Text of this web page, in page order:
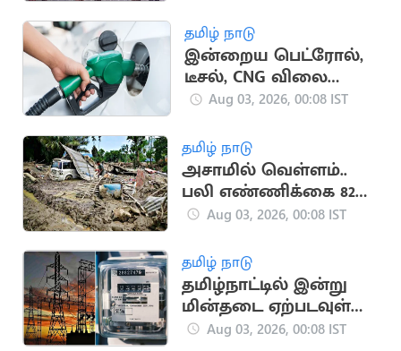
தமிழ் நாடு
இன்றைய பெட்ரோல்,
டீசல், CNG விலை
நிலவரம்
Aug 03, 2026, 00:08 IST
தமிழ் நாடு
அசாமில் வெள்ளம்..
பலி எண்ணிக்கை 82
ஆக உயர்வு
Aug 03, 2026, 00:08 IST
தமிழ் நாடு
தமிழ்நாட்டில் இன்று
மின்தடை ஏற்படவுள்ள
பகுதிகள்
Aug 03, 2026, 00:08 IST